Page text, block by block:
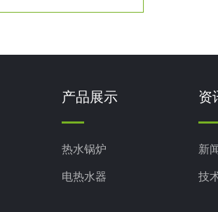
产品展示
热水锅炉
电热水器
资
新
技